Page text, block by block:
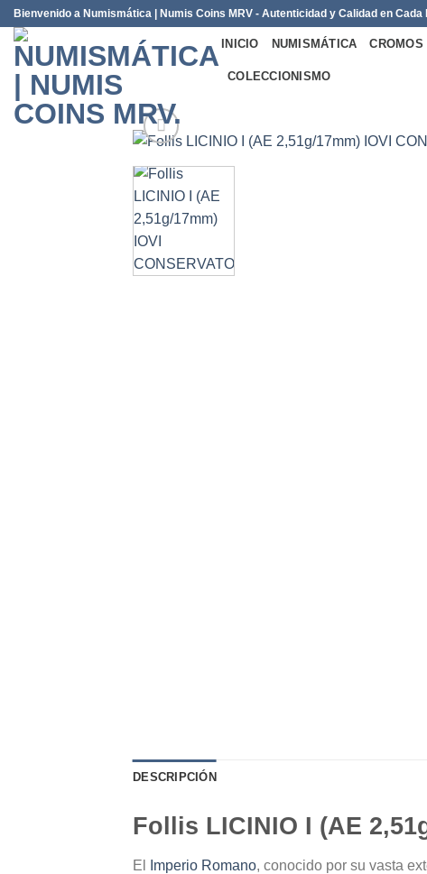
Saltar
contenido
Bienvenido a Numismática | Numis Coins MRV - Autenticidad y Calidad en Cada
INICIO NUMISMÁTICA
COLECCIONISMO
DESCRIPCIÓN
Follis LICINIO I (AE
El Imperio Romano, conocido por su vasta